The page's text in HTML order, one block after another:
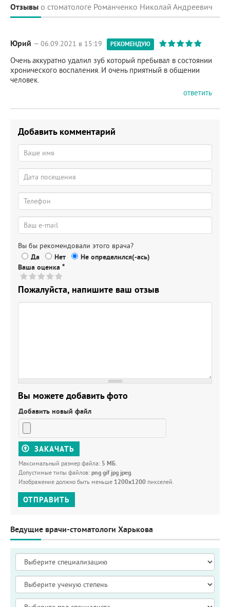
Отзывы о стоматологе Романченко Николай Андреевич
Юрий — 06.09.2021 в 15:19 РЕКОМЕНДУЮ
Очень аккуратно удалил зуб который пребывал в состоянии
хронического воспаления. И очень приятный в общении
человек.
ответить
Добавить комментарий
Вы бы рекомендовали этого врача?
Да
Нет
Не определился(-ась)
Ваша оценка *
Пожалуйста, напишите ваш отзыв
Вы можете добавить фото
Добавить новый файл
ЗАКАЧАТЬ
Максимальный размер файла: 5 МБ.
Допустимые типы файлов: png gif jpg jpeg.
Изображение должно быть меньше 1200x1200 пикселей.
ОТПРАВИТЬ
Ведущие врачи-стоматологи Харькова